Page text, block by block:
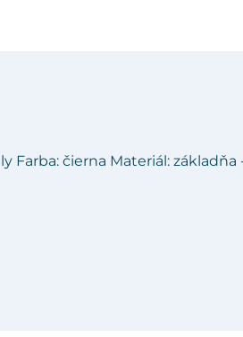
čierna Materiál: základňa